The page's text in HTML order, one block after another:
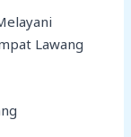
Lawang